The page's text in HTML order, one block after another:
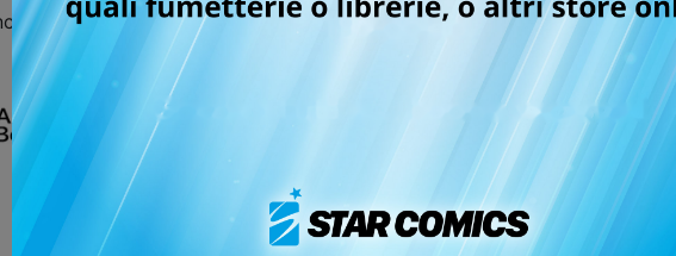
in formato ebook! Ti basta scegliere uno degli store in cui fare